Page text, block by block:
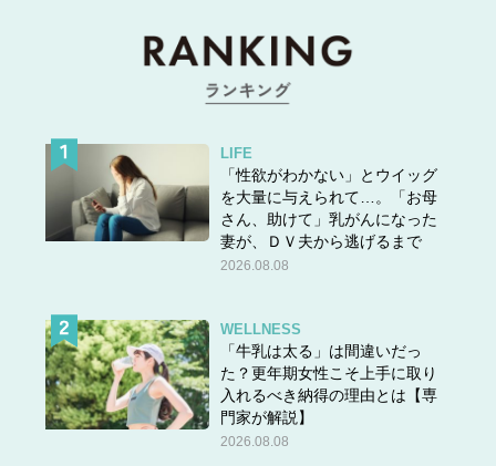
LIFE
「性欲がわかない」とウイッグ
を大量に与えられて…。「お母
さん、助けて」乳がんになった
妻が、ＤＶ夫から逃げるまで
2026.08.08
WELLNESS
「牛乳は太る」は間違いだっ
た？更年期女性こそ上手に取り
入れるべき納得の理由とは【専
門家が解説】
2026.08.08